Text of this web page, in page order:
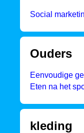
Social
Ouders
Eenvoudige
Eten na het
kleding